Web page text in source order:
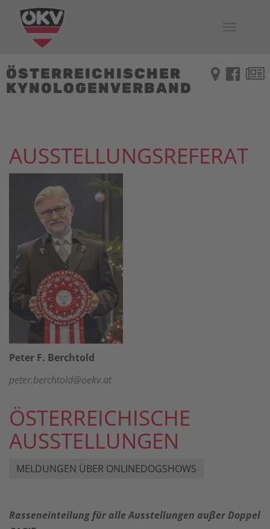
Toggle
ÖSTERREICHISCHER
KYNOLOGENVERBAND
AUSSTELLUNGSREFERAT
Peter F. Berchtold
peter.berchtold@oekv.at
ÖSTERREICHISCHE
AUSSTELLUNGEN
MELDUNGEN ÜBER ONLINEDOGSHOWS
Rasseneinteilung für alle Ausstellungen außer Doppel